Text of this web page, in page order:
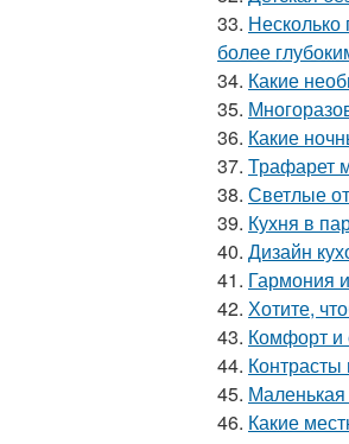
33.
более
34. Какие
35.
36. Какие
37. Трафарет
38. Светлые
39. Кухня в
40. Дизайн
41. Гармония
42. Хотите,
43. Комфорт и
44. Контрасты
45.
46. Какие